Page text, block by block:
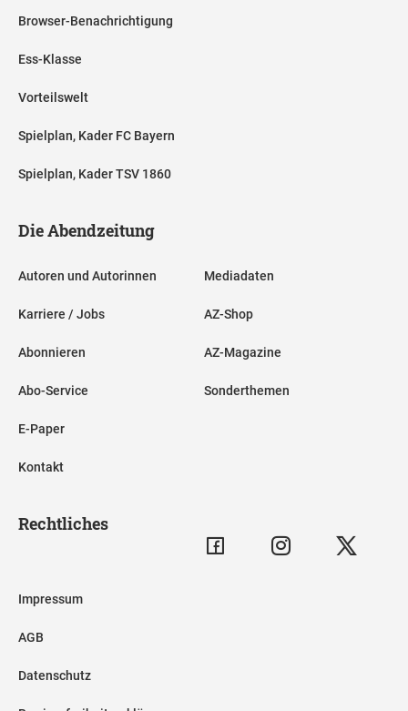
Browser-Benachrichtigung
Ess-Klasse
Vorteilswelt
Spielplan, Kader FC Bayern
Spielplan, Kader TSV 1860
Die Abendzeitung
Autoren und Autorinnen
Karriere / Jobs
Abonnieren
Abo-Service
E-Paper
Kontakt
Mediadaten
AZ-Shop
AZ-Magazine
Sonderthemen
Rechtliches
Impressum
AGB
Datenschutz